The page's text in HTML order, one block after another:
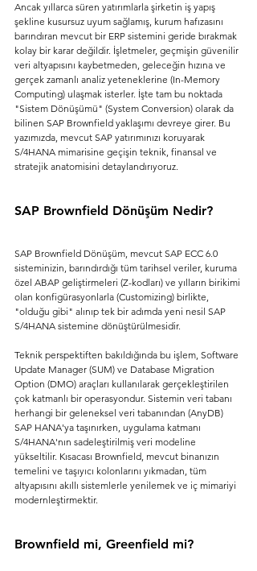
Ancak yıllarca süren yatırımlarla şirketin iş yapış
şekline kusursuz uyum sağlamış, kurum hafızasını
barındıran mevcut bir ERP sistemini geride bırakmak
kolay bir karar değildir. İşletmeler, geçmişin güvenilir
veri altyapısını kaybetmeden, geleceğin hızına ve
gerçek zamanlı analiz yeteneklerine (In-Memory
Computing) ulaşmak isterler. İşte tam bu noktada
"Sistem Dönüşümü" (System Conversion) olarak da
bilinen SAP Brownfield yaklaşımı devreye girer. Bu
yazımızda, mevcut SAP yatırımınızı koruyarak
S/4HANA mimarisine geçişin teknik, finansal ve
stratejik anatomisini detaylandırıyoruz.
SAP Brownfield Dönüşüm Nedir?
SAP Brownfield Dönüşüm, mevcut SAP ECC 6.0
sisteminizin, barındırdığı tüm tarihsel veriler, kuruma
özel ABAP geliştirmeleri (Z-kodları) ve yılların birikimi
olan konfigürasyonlarla (Customizing) birlikte,
"olduğu gibi" alınıp tek bir adımda yeni nesil SAP
S/4HANA sistemine dönüştürülmesidir.
Teknik perspektiften bakıldığında bu işlem, Software
Update Manager (SUM) ve Database Migration
Option (DMO) araçları kullanılarak gerçekleştirilen
çok katmanlı bir operasyondur. Sistemin veri tabanı
herhangi bir geleneksel veri tabanından (AnyDB)
SAP HANA'ya taşınırken, uygulama katmanı
S/4HANA'nın sadeleştirilmiş veri modeline
yükseltilir. Kısacası Brownfield, mevcut binanızın
temelini ve taşıyıcı kolonlarını yıkmadan, tüm
altyapısını akıllı sistemlerle yenilemek ve iç mimariyi
modernleştirmektir.
Brownfield mi, Greenfield mi?